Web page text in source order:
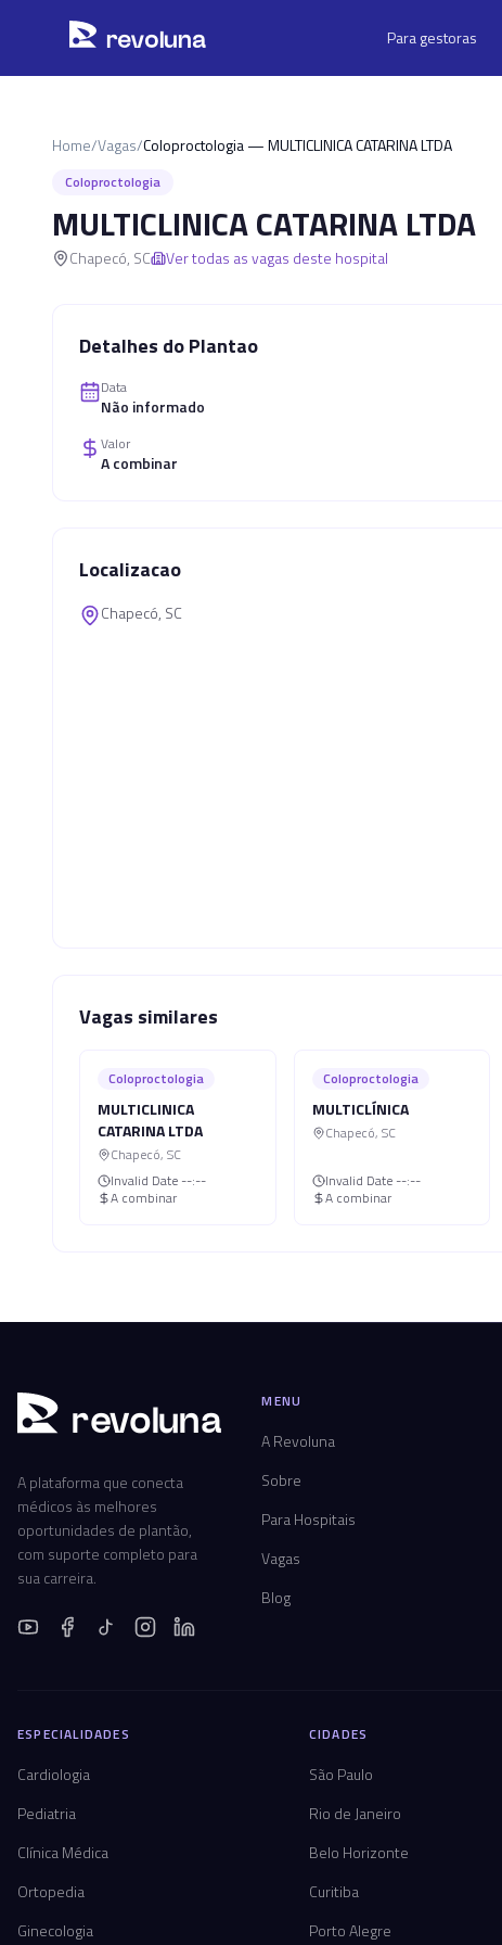
revoluna Para gestoras
Home/Vagas/Coloproctologia — MULTICLINICA CATARINA LTDA
Coloproctologia
MULTICLINICA CATARINA LTDA
Chapecó, SC Ver todas as vagas deste hospital
Detalhes do Plantao
Data
Não informado
Valor
A combinar
Localizacao
Chapecó, SC
Vagas similares
Coloproctologia
MULTICLINICA
CATARINA LTDA
Chapecó, SC
Invalid Date --:--
A combinar
Coloproctologia
MULTICLÍNICA
Chapecó, SC
Invalid Date --:--
A combinar
revoluna
A plataforma que conecta
médicos às melhores
oportunidades de plantão,
com suporte completo para
sua carreira.
MENU
A Revoluna
Sobre
Para Hospitais
Vagas
Blog
ESPECIALIDADES
Cardiologia
Pediatria
Clínica Médica
Ortopedia
Ginecologia
CIDADES
São Paulo
Rio de Janeiro
Belo Horizonte
Curitiba
Porto Alegre